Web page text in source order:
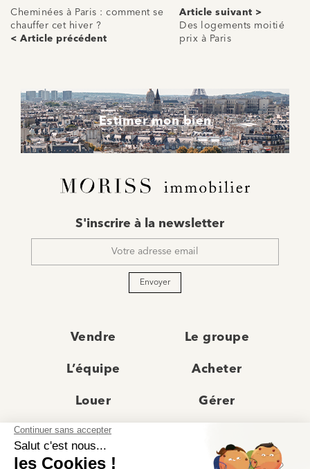
Cheminées à Paris : comment se
chauffer cet hiver ?
< Article précédent
Article suivant >
Des logements moitié
prix à Paris
Estimer mon bien
mail
S'inscrire à la newsletter
Envoyer
Vendre Le groupe
L’équipe Acheter
Louer Gérer
Actualités
Recrutement Avis clients